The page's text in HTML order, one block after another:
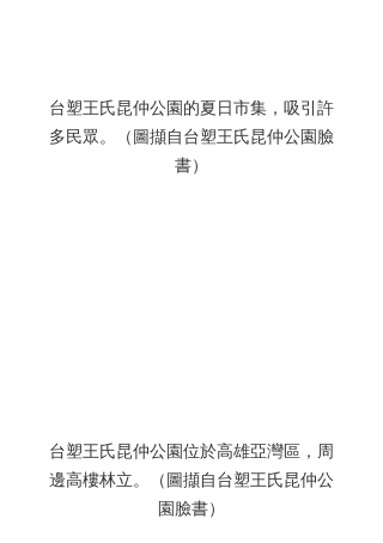
台塑王氏昆仲公園的夏日市集，吸引許
多民眾。（圖擷自台塑王氏昆仲公園臉
書）
台塑王氏昆仲公園位於高雄亞灣區，周
邊高樓林立。（圖擷自台塑王氏昆仲公
園臉書）